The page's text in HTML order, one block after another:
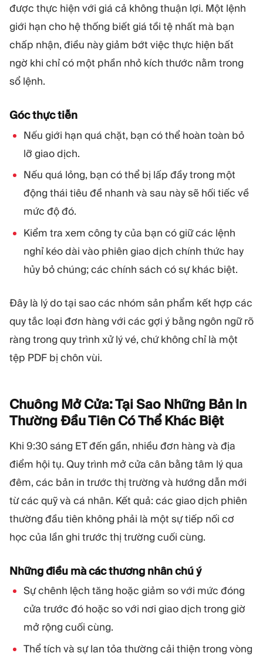
được thực hiện với giá cả không thuận lợi. Một lệnh
giới hạn cho hệ thống biết giá tồi tệ nhất mà bạn
chấp nhận, điều này giảm bớt việc thực hiện bất
ngờ khi chỉ có một phần nhỏ kích thước nằm trong
sổ lệnh.
Góc thực tiễn
Nếu giới hạn quá chặt, bạn có thể hoàn toàn bỏ
lỡ giao dịch.
Nếu quá lỏng, bạn có thể bị lấp đầy trong một
động thái tiêu đề nhanh và sau này sẽ hối tiếc về
mức độ đó.
Kiểm tra xem công ty của bạn có giữ các lệnh
nghỉ kéo dài vào phiên giao dịch chính thức hay
hủy bỏ chúng; các chính sách có sự khác biệt.
Đây là lý do tại sao các nhóm sản phẩm kết hợp các
quy tắc loại đơn hàng với các gợi ý bằng ngôn ngữ rõ
ràng trong quy trình xử lý vé, chứ không chỉ là một
tệp PDF bị chôn vùi.
Chuông Mở Cửa: Tại Sao Những Bản In
Thường Đầu Tiên Có Thể Khác Biệt
Khi 9:30 sáng ET đến gần, nhiều đơn hàng và địa
điểm hội tụ. Quy trình mở cửa cân bằng tâm lý qua
đêm, các bản in trước thị trường và hướng dẫn mới
từ các quỹ và cá nhân. Kết quả: các giao dịch phiên
thường đầu tiên không phải là một sự tiếp nối cơ
học của lần ghi trước thị trường cuối cùng.
Những điều mà các thương nhân chú ý
Sự chênh lệch tăng hoặc giảm so với mức đóng
cửa trước đó hoặc so với nơi giao dịch trong giờ
mở rộng cuối cùng.
Thể tích và sự lan tỏa thường cải thiện trong vòng